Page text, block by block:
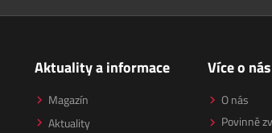
Aktuality a informace
Magazín
Aktuality
Více o nás
O nás
Povinně